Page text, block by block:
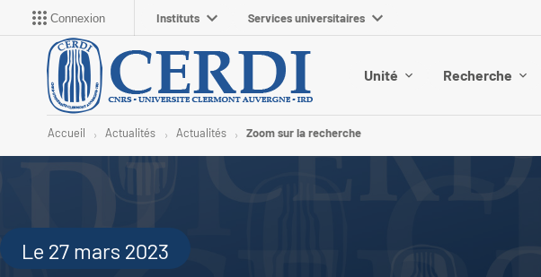
Connexion Instituts Services universitaires
Unité Recherche
Accueil Actualités Actualités Zoom sur la recherche
Le 27 mars 2023